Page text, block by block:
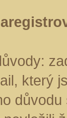
který